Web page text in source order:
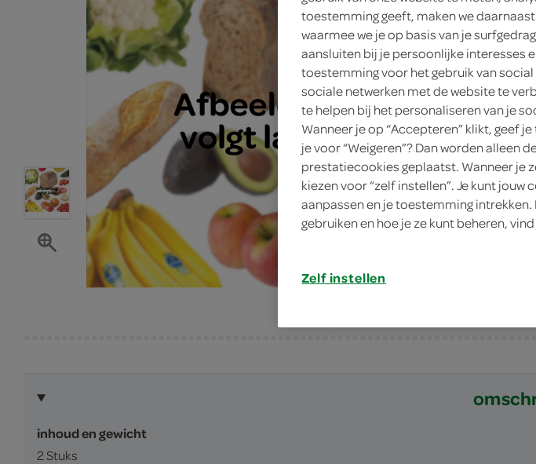
3.
99
2 Stuks
in
Let op:
verwerkt
inhoud en gewicht
2 Stuks
toestemming geeft, maken we
waarmee we je op basis van je
aansluiten bij je persoonlijke interesses
toestemming voor het gebruik van
sociale netwerken met de website te
te helpen bij het personaliseren van je
Wanneer je op “Accepteren” klikt, geef
je voor “Weigeren”? Dan worden alleen
prestatiecookies geplaatst. Wanneer je
kiezen voor “zelf instellen”. Je kunt
aanpassen en je toestemming
gebruiken en hoe je ze kunt beheren,
Zelf instellen